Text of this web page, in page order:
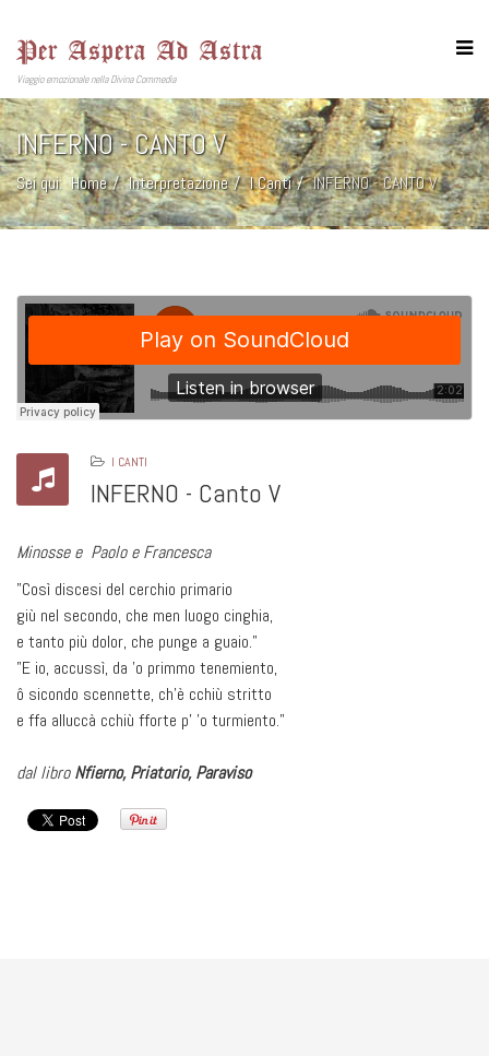
Per Aspera Ad Astra
Viaggio emozionale nella Divina Commedia
INFERNO - CANTO V
Sei qui:Home Interpretazione I Canti INFERNO - CANTO V
I CANTI
INFERNO - Canto V
Minosse e Paolo e Francesca
"Così discesi del cerchio primario
giù nel secondo, che men luogo cinghia,
e tanto più dolor, che punge a guaio."
"E io, accussì, da 'o primmo tenemiento,
ô sicondo scennette, ch'è cchiù stritto
e ffa alluccà cchiù fforte p' 'o turmiento."
dal libroNfierno, Priatorio, Paraviso